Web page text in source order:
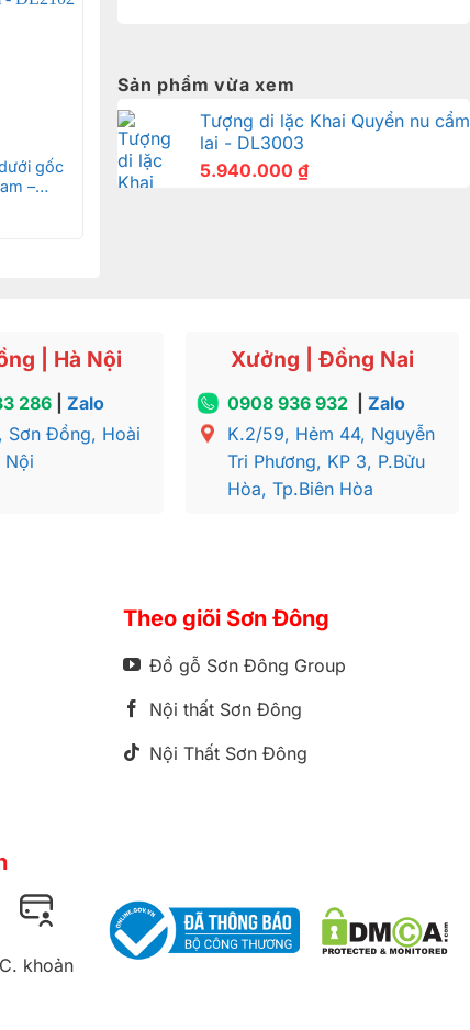
Sản phẩm vừa xem
Tượng di lặc Khai Quyển nu cẩm
lai - DL3003
5.940.000 ₫
gốc
–
| Hà Nội
286 |Zalo
Sơn Đồng, Hoài
Xưởng | Đồng Nai
0908 936 932
Zalo
K.2/59, Hẻm 44, Nguyễn
Tri Phương, KP 3, P.Bửu
Hòa, Tp.Biên Hòa
Theo giõi Sơn Đông
Đồ gỗ Sơn Đông Group
Nội thất Sơn Đông
Nội Thất Sơn Đông
C. khoản